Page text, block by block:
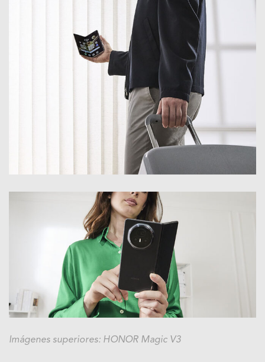
Imágenes superiores: HONOR Magic V3